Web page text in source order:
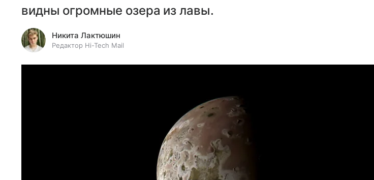
видны огромные озера из лавы.
Никита Лактюшин
Редактор Hi-Tech Mail